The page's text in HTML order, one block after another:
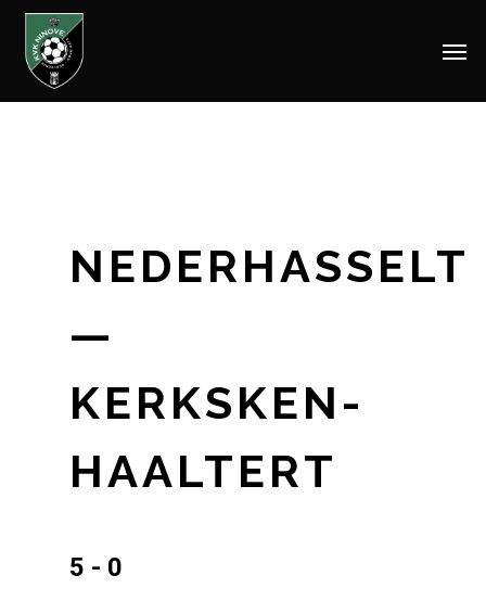
Skip
NEDERHASSELT
—
KERKSKEN-
HAALTERT
5 - 0